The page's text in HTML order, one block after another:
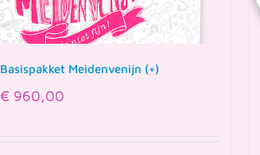
Basispakket Meidenvenijn (+)
€960,00